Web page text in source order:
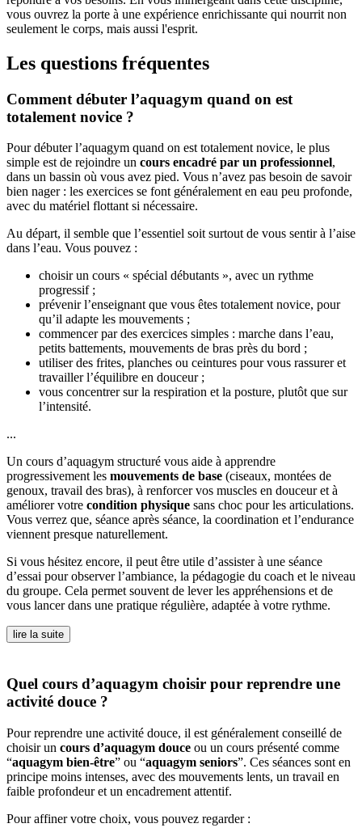
vous ouvrez la porte à une expérience enrichissante qui nourrit non
seulement le corps, mais aussi l'esprit.
Les questions fréquentes
Comment débuter l’aquagym quand on est
totalement novice ?
Pour débuter l’aquagym quand on est totalement novice, le plus
simple est de rejoindre un cours encadré par un professionnel,
dans un bassin où vous avez pied. Vous n’avez pas besoin de savoir
bien nager : les exercices se font généralement en eau peu profonde,
avec du matériel flottant si nécessaire.
Au départ, il semble que l’essentiel soit surtout de vous sentir à l’aise
dans l’eau. Vous pouvez :
choisir un cours « spécial débutants », avec un rythme
progressif ;
prévenir l’enseignant que vous êtes totalement novice, pour
qu’il adapte les mouvements ;
commencer par des exercices simples : marche dans l’eau,
petits battements, mouvements de bras près du bord ;
utiliser des frites, planches ou ceintures pour vous rassurer et
travailler l’équilibre en douceur ;
vous concentrer sur la respiration et la posture, plutôt que sur
l’intensité.
...
Un cours d’aquagym structuré vous aide à apprendre
progressivement les mouvements de base (ciseaux, montées de
genoux, travail des bras), à renforcer vos muscles en douceur et à
améliorer votre condition physique sans choc pour les articulations.
Vous verrez que, séance après séance, la coordination et l’endurance
viennent presque naturellement.
Si vous hésitez encore, il peut être utile d’assister à une séance
d’essai pour observer l’ambiance, la pédagogie du coach et le niveau
du groupe. Cela permet souvent de lever les appréhensions et de
vous lancer dans une pratique régulière, adaptée à votre rythme.
lire la suite
Quel cours d’aquagym choisir pour reprendre une
activité douce ?
Pour reprendre une activité douce, il est généralement conseillé de
choisir un cours d’aquagym douce ou un cours présenté comme
“aquagym bien-être” ou “aquagym seniors”. Ces séances sont en
principe moins intenses, avec des mouvements lents, un travail en
faible profondeur et un encadrement attentif.
Pour affiner votre choix, vous pouvez regarder :